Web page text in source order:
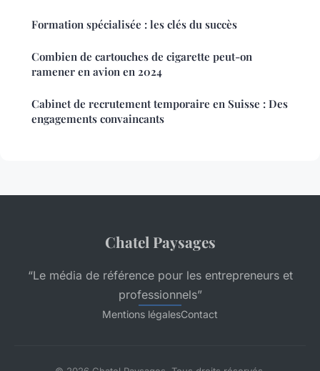
Formation spécialisée : les clés du succès
Combien de cartouches de cigarette peut-on
ramener en avion en 2024
Cabinet de recrutement temporaire en Suisse : Des
engagements convaincants
Chatel Paysages
“Le média de référence pour les entrepreneurs et
professionnels”
Mentions légalesContact